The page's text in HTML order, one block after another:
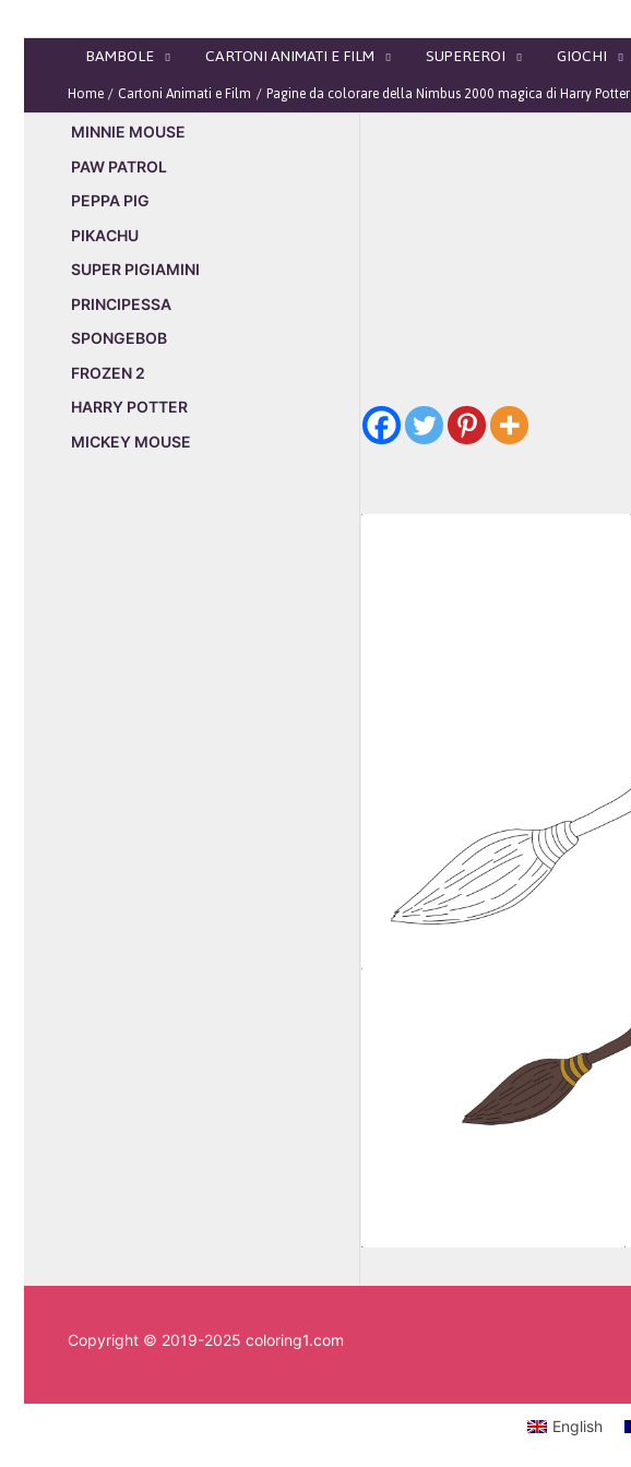
BAMBOLE CARTONI ANIMATI E FILM SUPEREROI GIOCHI
Home Cartoni Animati e Film Pagine da colorare della Nimbus 2000 magica di Harry Potter
MINNIE MOUSE
PAW PATROL
PEPPA PIG
PIKACHU
SUPER PIGIAMINI
PRINCIPESSA
SPONGEBOB
FROZEN 2
HARRY POTTER
MICKEY MOUSE
Copyright © 2019-2025 coloring1.com
English